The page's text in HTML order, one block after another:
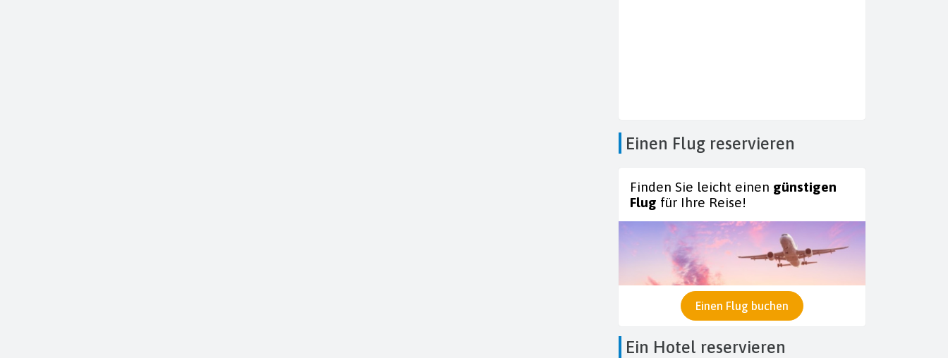
Einen Flug reservieren
Finden Sie leicht einen günstigen
Flug für Ihre Reise!
Einen Flug buchen
Ein Hotel reservieren